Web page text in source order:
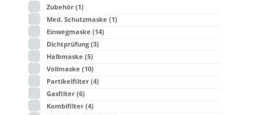
Zubehör (1)
Med. Schutzmaske (1)
Einwegmaske (14)
Dichtprüfung (3)
Halbmaske (5)
Vollmaske (10)
Partikelfilter (4)
Gasfilter (6)
Kombifilter (4)